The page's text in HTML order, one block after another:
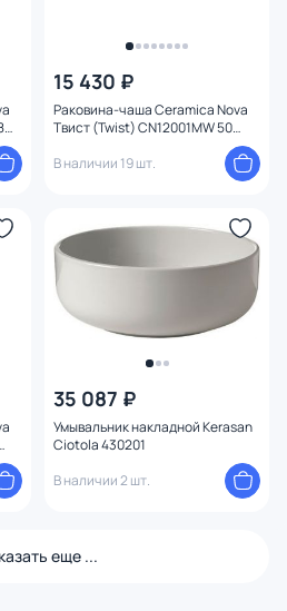
15 430 ₽
Раковина-чаша Ceramica Nova
Твист (Twist) CN12001MW 50
В наличии 19 шт.
35 087 ₽
Умывальник накладной Kerasan
Ciotola 430201
В наличии 2 шт.
еще ...